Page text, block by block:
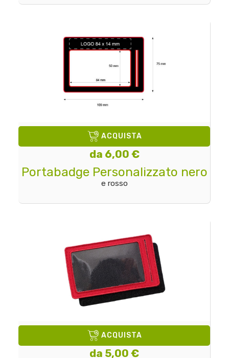
ACQUISTA
da 6,00 €
Portabadge Personalizzato nero
e rosso
ACQUISTA
da 5,00 €